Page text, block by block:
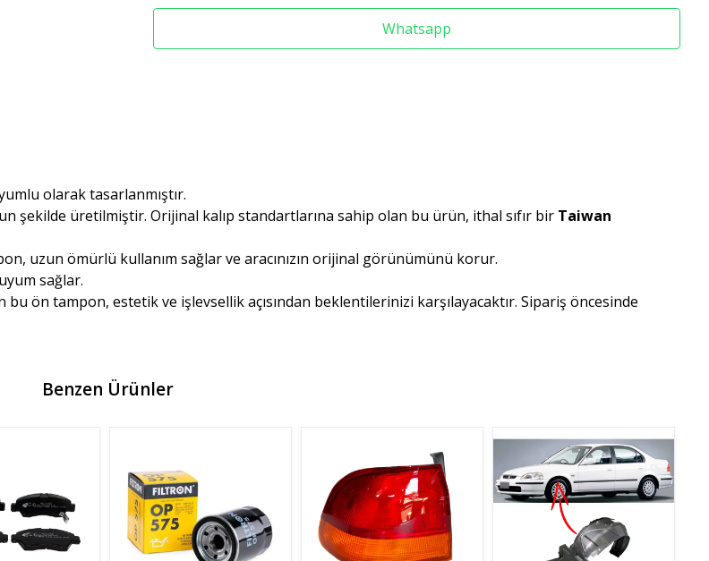
Whatsapp
olarak tasarlanmıştır.
şekilde üretilmiştir. Orijinal kalıp standartlarına sahip olan bu ürün, ithal sıfır bir Taiwan
uzun ömürlü kullanım sağlar ve aracınızın orijinal görünümünü korur.
sağlar.
bu ön tampon, estetik ve işlevsellik açısından beklentilerinizi karşılayacaktır. Sipariş öncesinde
Benzen Ürünler